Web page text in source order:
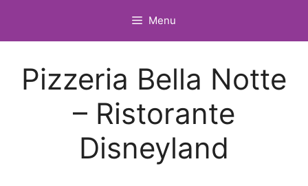
contenuto
Menu
Pizzeria Bella Notte
– Ristorante
Disneyland